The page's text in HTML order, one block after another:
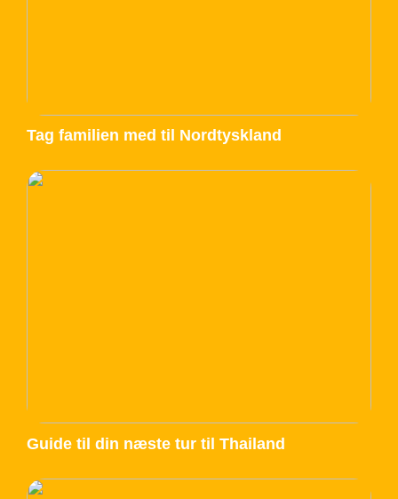
Tag familien med til Nordtyskland
Guide til din næste tur til Thailand